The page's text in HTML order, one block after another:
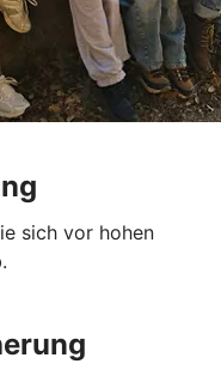
sich vor hohen